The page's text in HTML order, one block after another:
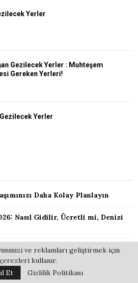
Yerler
Gezilecek Yerler : Muhteşem
Gereken Yerleri!
Yerler
Daha Kolay Planlayın
Nasıl Gidilir, Ücretli mi, Denizi
Gidilir, Ücretli mi, Denizi Nasıl?
Nasıl Gidilir, Ücretli mi, Denizi
ve reklamları geliştirmek için
çerezleri kullanır.
Et
Gizlilik Politikası